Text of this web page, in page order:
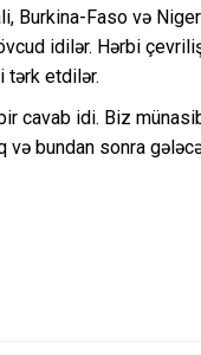
Burkina-Faso və
idilər. Hərbi
tərk etdilər.
cavab idi. Biz
bundan sonra